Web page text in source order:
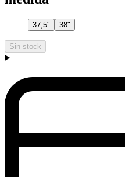
37,5" 38"
Sin stock